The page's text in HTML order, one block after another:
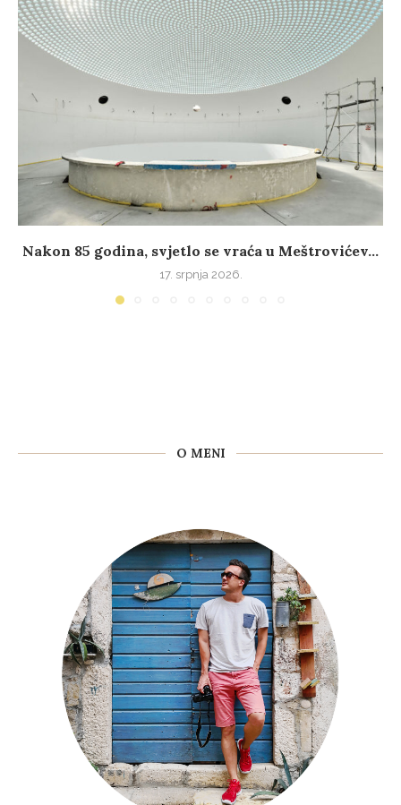
Nakon 85 godina, svjetlo se vraća u Meštrovićev...
17. srpnja 2026.
O MENI